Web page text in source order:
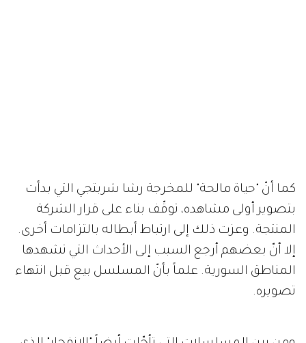
كما أنّ "حياة مالحة" للمخرجة رشا شربتجي التي بدأت
بتصوير أولى مشاهده، توقّف بناء على قرار الشركة
المنتجة. وعزت ذلك إلى ارتباط أبطاله بالتزامات أخرى.
إلا أنّ بعضهم أرجع السبب إلى الأحداث التي تشهدها
المناطق السورية. علماً بأنّ المسلسل بيع قبل انتهاء
تصويره.